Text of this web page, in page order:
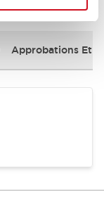
Approbations Et